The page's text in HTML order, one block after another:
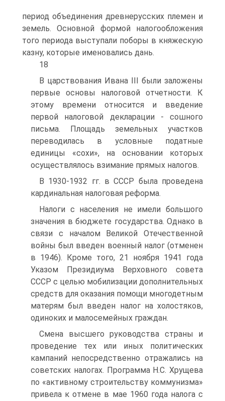
период объединения древнерусских племен и
земель. Основной формой налогообложения
того периода выступали поборы в княжескую
казну, которые именовались дань.
18
В царствования Ивана III были заложены
первые основы налоговой отчетности. К
этому времени относится и введение
первой налоговой декларации - сошного
письма. Площадь земельных участков
переводилась в условные податные
единицы «сохи», на основании которых
осуществлялось взимание прямых налогов.
В 1930-1932 гг. в СССР была проведена
кардинальная налоговая реформа.
Налоги с населения не имели большого
значения в бюджете государства. Однако в
связи с началом Великой Отечественной
войны был введен военный налог (отменен
в 1946). Кроме того, 21 ноября 1941 года
Указом Президиума Верховного совета
СССР с целью мобилизации дополнительных
средств для оказания помощи многодетным
матерям был введен налог на холостяков,
одиноких и малосемейных граждан.
Смена высшего руководства страны и
проведение тех или иных политических
кампаний непосредственно отражались на
советских налогах. Программа Н.С. Хрущева
по «активному строительству коммунизма»
привела к отмене в мае 1960 года налога с